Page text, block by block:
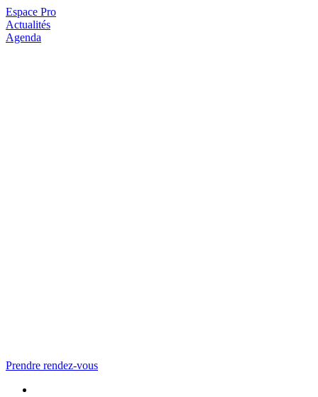
Espace Pro
Actualités
Agenda
Prendre rendez-vous